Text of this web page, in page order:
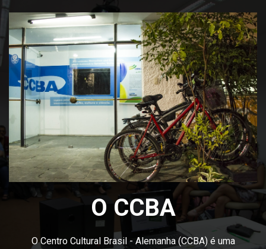
O CCBA
O Centro Cultural Brasil - Alemanha (CCBA) é uma